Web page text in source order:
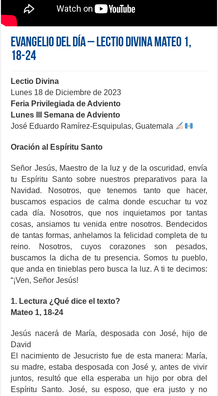
Evangelio del día – Lectio Divina Mateo 1,
18-24
Lectio Divina
Lunes 18 de Diciembre de 2023
Feria Privilegiada de Adviento
Lunes III Semana de Adviento
José Eduardo Ramírez-Esquipulas, Guatemala
Oración al Espíritu Santo
Señor Jesús, Maestro de la luz y de la oscuridad, envía
tu Espíritu Santo sobre nuestros preparativos para la
Navidad. Nosotros, que tenemos tanto que hacer,
buscamos espacios de calma donde escuchar tu voz
cada día. Nosotros, que nos inquietamos por tantas
cosas, ansiamos tu venida entre nosotros. Bendecidos
de tantas formas, anhelamos la felicidad completa de tu
reino. Nosotros, cuyos corazones son pesados,
buscamos la dicha de tu presencia. Somos tu pueblo,
que anda en tinieblas pero busca la luz. A ti te decimos:
“¡Ven, Señor Jesús!
1. Lectura ¿Qué dice el texto?
Mateo 1, 18-24
Jesús nacerá de María, desposada con José, hijo de
David
El nacimiento de Jesucristo fue de esta manera: María,
su madre, estaba desposada con José y, antes de vivir
juntos, resultó que ella esperaba un hijo por obra del
Espíritu Santo. José, su esposo, que era justo y no